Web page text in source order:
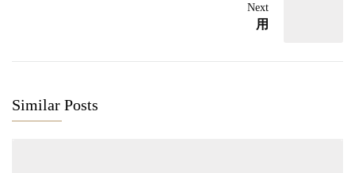
Next
用
Similar Posts